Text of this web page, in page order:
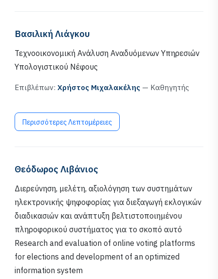
Βασιλική Λιάγκου
Τεχνοοικονομική Ανάλυση Αναδυόμενων Υπηρεσιών
Υπολογιστικού Νέφους
Επιβλέπων: Χρήστος Μιχαλακέλης — Καθηγητής
Περισσότερες Λεπτομέρειες
Θεόδωρος Λιβάνιος
Διερεύνηση, μελέτη, αξιολόγηση των συστημάτων
ηλεκτρονικής ψηφοφορίας για διεξαγωγή εκλογικών
διαδικασιών και ανάπτυξη βελτιστοποιημένου
πληροφορικού συστήματος για το σκοπό αυτό
Research and evaluation of online voting platforms
for elections and development of an optimized
information system